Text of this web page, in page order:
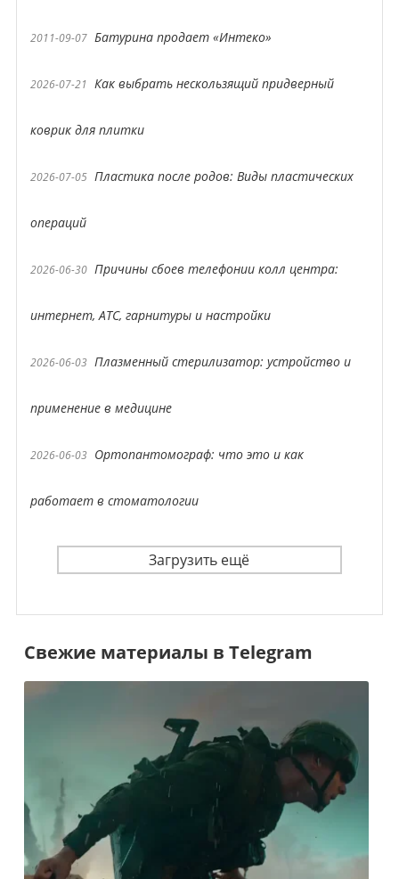
2011-09-07 Батурина продает «Интеко»
2026-07-21 Как выбрать нескользящий придверный
коврик для плитки
2026-07-05 Пластика после родов: Виды пластических
операций
2026-06-30 Причины сбоев телефонии колл центра:
интернет, АТС, гарнитуры и настройки
2026-06-03 Плазменный стерилизатор: устройство и
применение в медицине
2026-06-03 Ортопантомограф: что это и как
работает в стоматологии
Загрузить ещё
Свежие материалы в Telegram